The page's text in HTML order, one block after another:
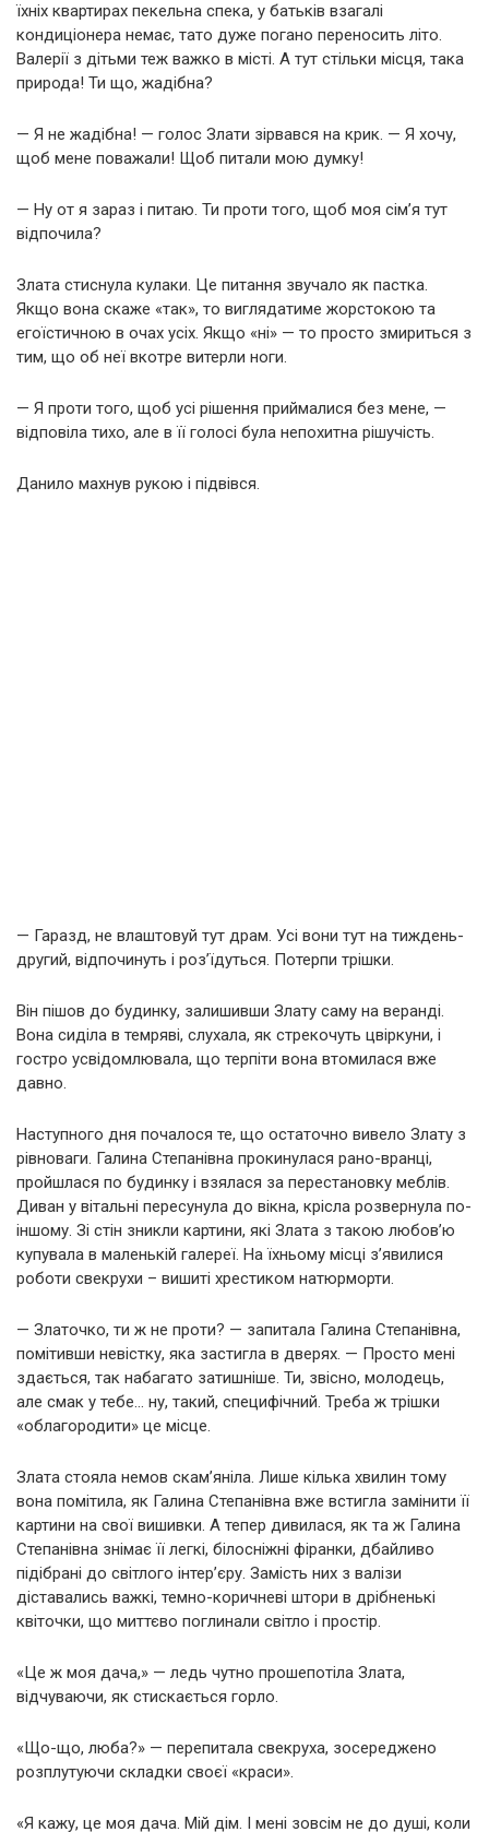
їхніх квартирах пекельна спека, у батьків взагалі
кондиціонера немає, тато дуже погано переносить літо.
Валерії з дітьми теж важко в місті. А тут стільки місця, така
природа! Ти що, жадібна?
— Я не жадібна! — голос Злати зірвався на крик. — Я хочу,
щоб мене поважали! Щоб питали мою думку!
— Ну от я зараз і питаю. Ти проти того, щоб моя сім’я тут
відпочила?
Злата стиснула кулаки. Це питання звучало як пастка.
Якщо вона скаже «так», то виглядатиме жорстокою та
егоїстичною в очах усіх. Якщо «ні» — то просто змириться з
тим, що об неї вкотре витерли ноги.
— Я проти того, щоб усі рішення приймалися без мене, —
відповіла тихо, але в її голосі була непохитна рішучість.
Данило махнув рукою і підвівся.
— Гаразд, не влаштовуй тут драм. Усі вони тут на тиждень-
другий, відпочинуть і роз’їдуться. Потерпи трішки.
Він пішов до будинку, залишивши Злату саму на веранді.
Вона сиділа в темряві, слухала, як стрекочуть цвіркуни, і
гостро усвідомлювала, що терпіти вона втомилася вже
давно.
Наступного дня почалося те, що остаточно вивело Злату з
рівноваги. Галина Степанівна прокинулася рано-вранці,
пройшлася по будинку і взялася за перестановку меблів.
Диван у вітальні пересунула до вікна, крісла розвернула по-
іншому. Зі стін зникли картини, які Злата з такою любов’ю
купувала в маленькій галереї. На їхньому місці з’явилися
роботи свекрухи – вишиті хрестиком натюрморти.
— Златочко, ти ж не проти? — запитала Галина Степанівна,
помітивши невістку, яка застигла в дверях. — Просто мені
здається, так набагато затишніше. Ти, звісно, молодець,
але смак у тебе… ну, такий, специфічний. Треба ж трішки
«облагородити» це місце.
Злата стояла немов скам’яніла. Лише кілька хвилин тому
вона помітила, як Галина Степанівна вже встигла замінити її
картини на свої вишивки. А тепер дивилася, як та ж Галина
Степанівна знімає її легкі, білосніжні фіранки, дбайливо
підібрані до світлого інтер’єру. Замість них з валізи
діставались важкі, темно-коричневі штори в дрібненькі
квіточки, що миттєво поглинали світло і простір.
«Це ж моя дача,» — ледь чутно прошепотіла Злата,
відчуваючи, як стискається горло.
«Що-що, люба?» — перепитала свекруха, зосереджено
розплутуючи складки своєї «краси».
«Я кажу, це моя дача. Мій дім. І мені зовсім не до душі, коли